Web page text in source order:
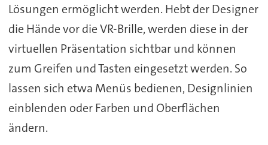
Lösungen ermöglicht werden. Hebt der Designer
die Hände vor die VR-Brille, werden diese in der
virtuellen Präsentation sichtbar und können
zum Greifen und Tasten eingesetzt werden. So
lassen sich etwa Menüs bedienen, Designlinien
einblenden oder Farben und Oberflächen
ändern.